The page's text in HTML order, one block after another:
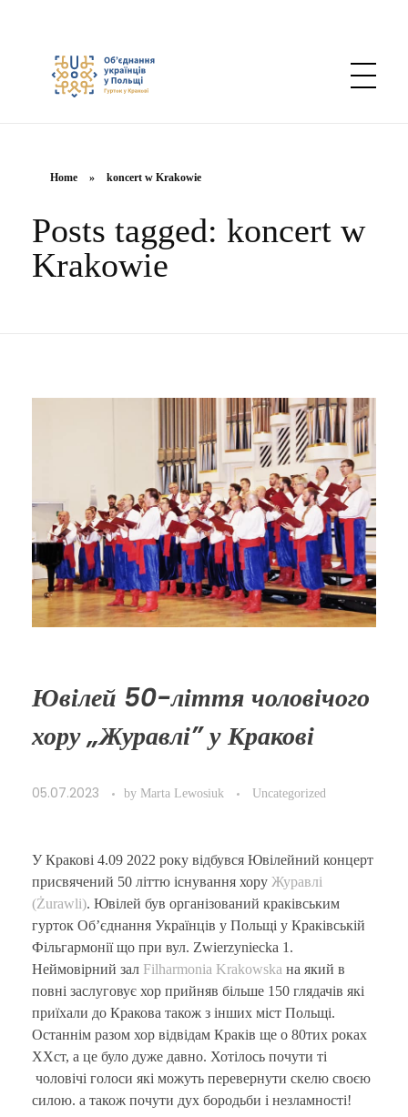
Об’єднання українців у Польщі — Осередок в Кракові
Home » koncert w Krakowie
Posts tagged: koncert w
Krakowie
Ювілей 50-ліття чоловічого
хору „Журавлі” у Кракові
05.07.2023 by Marta Lewosiuk Uncategorized
У Кракові 4.09 2022 року відбувся Ювілейний концерт
присвячений 50 літтю існування хору Журавлі
(Żurawli). Ювілей був організований краківським
гурток Об’єднання Українців у Польщі у Краківській
Фільгармонії що при вул. Zwierzyniecka 1.
Неймовірний зал Filharmonia Krakowska на який в
повні заслуговує хор прийняв більше 150 глядачів які
приїхали до Кракова також з інших міст Польщі.
Останнім разом хор відвідам Краків ще о 80тих роках
ХХст, а це було дуже давно. Хотілось почути ті
чоловічі голоси які можуть перевернути скелю своєю
силою. а також почути дух бородьби і незламності!